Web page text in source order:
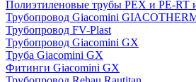
Полиэтиленовые трубы PEX и PE-RT
Трубопровод Giacomini
Трубопровод FV-Plast
Трубопровод Giacomini GX
Труба Giacomini GX
Фитинги Giacomini GX